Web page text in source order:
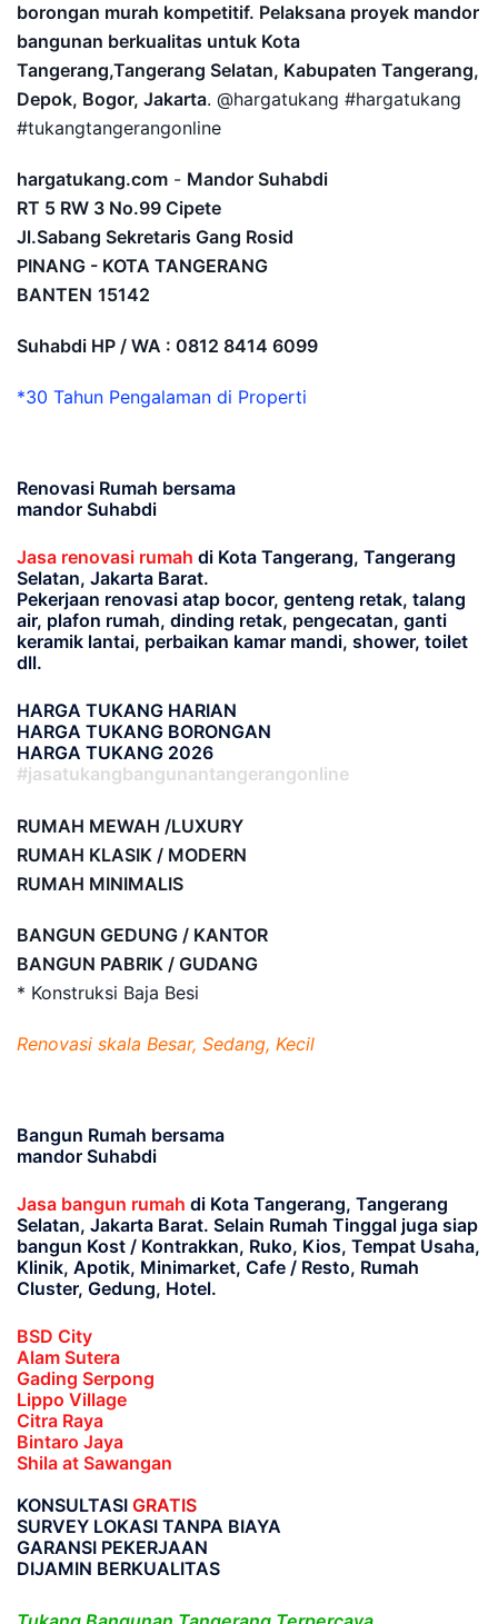
borongan murah kompetitif. Pelaksana proyek mandor
bangunan berkualitas untuk Kota
Tangerang,Tangerang Selatan, Kabupaten Tangerang,
Depok, Bogor, Jakarta. @hargatukang #hargatukang
#tukangtangerangonline
hargatukang.com - Mandor Suhabdi
RT 5 RW 3 No.99 Cipete
Jl.Sabang Sekretaris Gang Rosid
PINANG - KOTA TANGERANG
BANTEN 15142
Suhabdi HP / WA : 0812 8414 6099
*30 Tahun Pengalaman di Properti
Renovasi Rumah bersama
mandor Suhabdi
Jasa renovasi rumah di Kota Tangerang, Tangerang
Selatan, Jakarta Barat.
Pekerjaan renovasi atap bocor, genteng retak, talang
air, plafon rumah, dinding retak, pengecatan, ganti
keramik lantai, perbaikan kamar mandi, shower, toilet
dll.
HARGA TUKANG HARIAN
HARGA TUKANG BORONGAN
HARGA TUKANG 2026
#jasatukangbangunantangerangonline
RUMAH MEWAH /LUXURY
RUMAH KLASIK / MODERN
RUMAH MINIMALIS
BANGUN GEDUNG / KANTOR
BANGUN PABRIK / GUDANG
* Konstruksi Baja Besi
Renovasi skala Besar, Sedang, Kecil
Bangun Rumah bersama
mandor Suhabdi
Jasa bangun rumah di Kota Tangerang, Tangerang
Selatan, Jakarta Barat. Selain Rumah Tinggal juga siap
bangun Kost / Kontrakkan, Ruko, Kios, Tempat Usaha,
Klinik, Apotik, Minimarket, Cafe / Resto, Rumah
Cluster, Gedung, Hotel.
BSD City
Alam Sutera
Gading Serpong
Lippo Village
Citra Raya
Bintaro Jaya
Shila at Sawangan
KONSULTASI GRATIS
SURVEY LOKASI TANPA BIAYA
GARANSI PEKERJAAN
DIJAMIN BERKUALITAS